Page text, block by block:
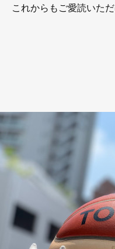
これからもご愛読いた